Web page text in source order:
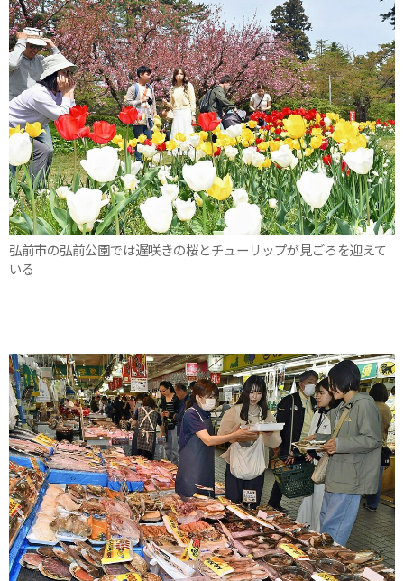
弘前市の弘前公園では遅咲きの桜とチューリップが見ごろを迎えて
いる